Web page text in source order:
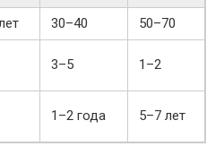
30–40
50–70
3–5 1–2
1–2 года 5–7 лет